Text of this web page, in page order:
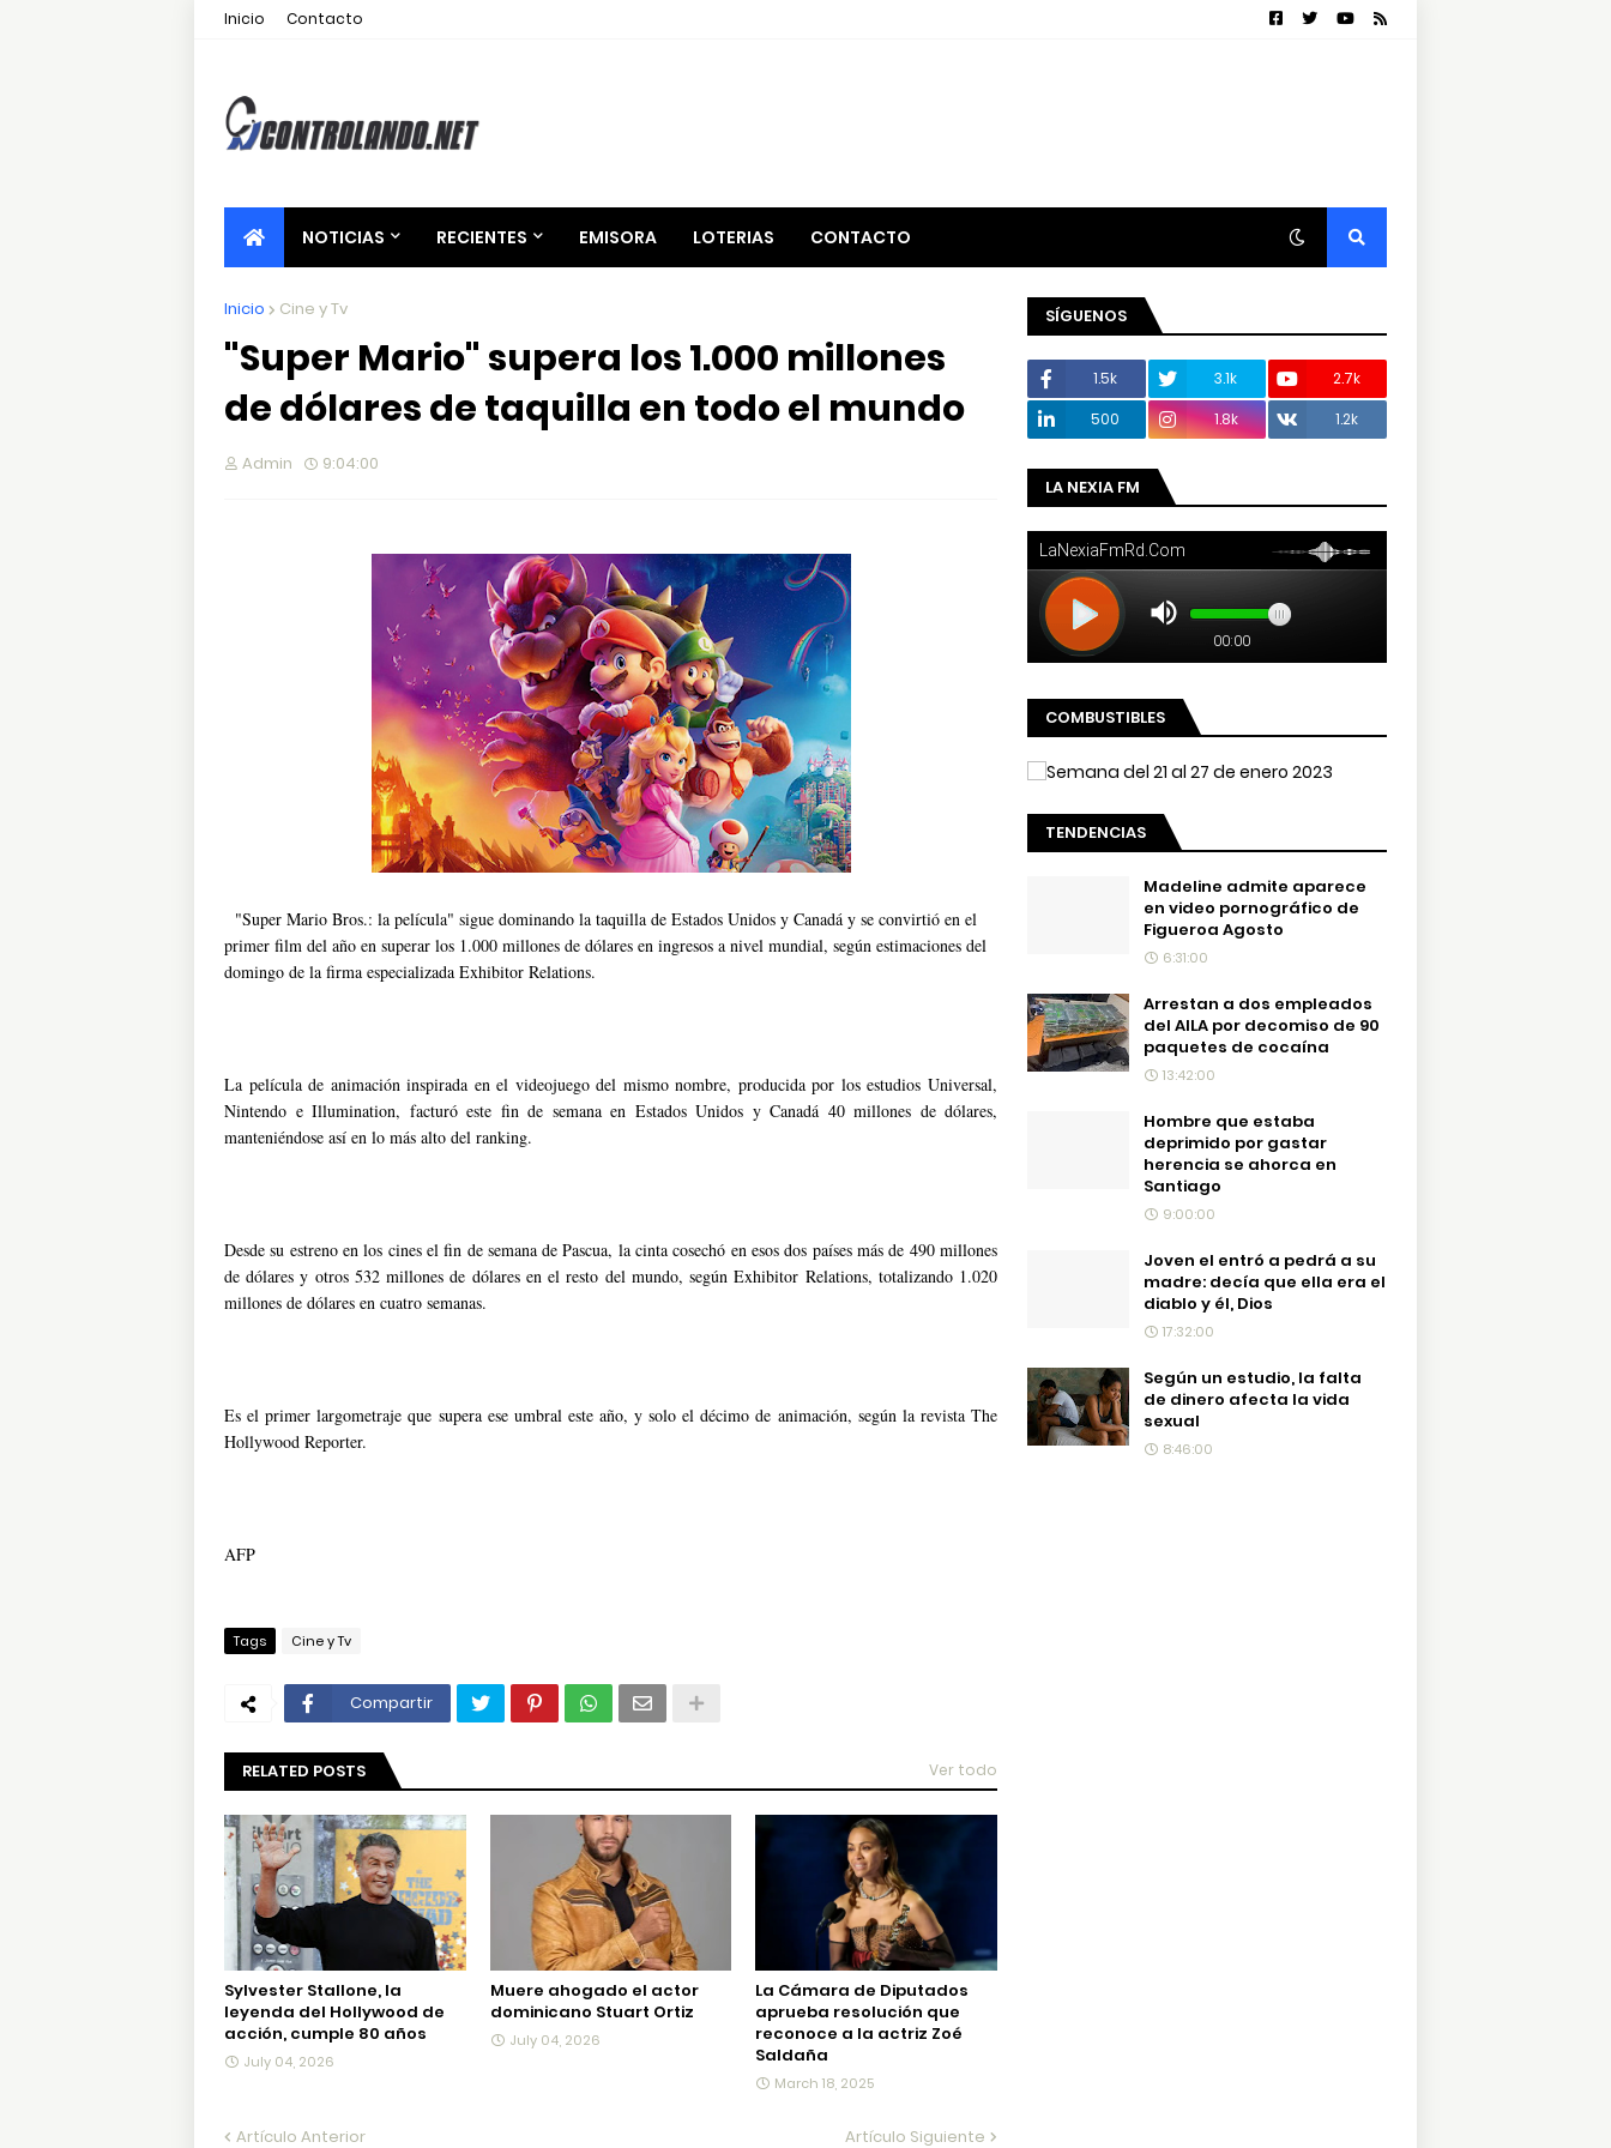
Inicio Contacto
NOTICIAS RECIENTES EMISORA LOTERIAS CONTACTO
Inicio Cine y Tv
"Super Mario" supera los 1.000 millones
de dólares de taquilla en todo el mundo
Admin 9:04:00
"Super Mario Bros.: la película" sigue dominando la taquilla de Estados Unidos y Canadá y se convirtió en el
primer film del año en superar los 1.000 millones de dólares en ingresos a nivel mundial, según estimaciones del
domingo de la firma especializada Exhibitor Relations.
La película de animación inspirada en el videojuego del mismo nombre, producida por los estudios Universal,
Nintendo e Illumination, facturó este fin de semana en Estados Unidos y Canadá 40 millones de dólares,
manteniéndose así en lo más alto del ranking.
Desde su estreno en los cines el fin de semana de Pascua, la cinta cosechó en esos dos países más de 490 millones
de dólares y otros 532 millones de dólares en el resto del mundo, según Exhibitor Relations, totalizando 1.020
millones de dólares en cuatro semanas.
Es el primer largometraje que supera ese umbral este año, y solo el décimo de animación, según la revista The
Hollywood Reporter.
AFP
Tags Cine y Tv
Compartir
RELATED POSTS Ver todo
Sylvester Stallone, la
leyenda del Hollywood de
acción, cumple 80 años
July 04, 2026
Muere ahogado el actor
dominicano Stuart Ortiz
July 04, 2026
La Cámara de Diputados
aprueba resolución que
reconoce a la actriz Zoé
Saldaña
March 18, 2025
Artículo Anterior Artículo Siguiente
SÍGUENOS
1.5k 3.1k
2.7k
500
1.8k 1.2k
LA NEXIA FM
COMBUSTIBLES
TENDENCIAS
Madeline admite aparece
en video pornográfico de
Figueroa Agosto
6:31:00
Arrestan a dos empleados
del AILA por decomiso de 90
paquetes de cocaína
13:42:00
Hombre que estaba
deprimido por gastar
herencia se ahorca en
Santiago
9:00:00
Joven el entró a pedrá a su
madre: decía que ella era el
diablo y él, Dios
17:32:00
Según un estudio, la falta
de dinero afecta la vida
sexual
8:46:00